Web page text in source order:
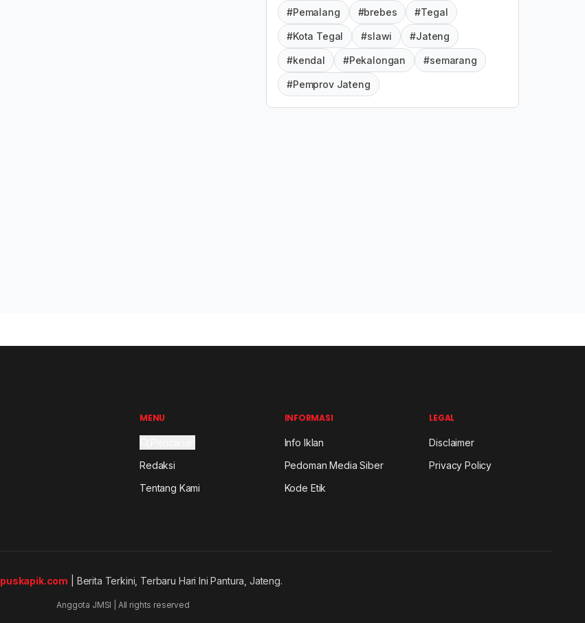
#Pemalang #brebes #Tegal
#Kota Tegal #slawi #Jateng
#kendal #Pekalongan #semarang
#Pemprov Jateng
MENU
Redaksi
Tentang Kami
INFORMASI
Info Iklan
Pedoman Media Siber
Kode Etik
LEGAL
Disclaimer
Privacy Policy
puskapik.com | Berita Terkini, Terbaru Hari Ini Pantura, Jateng.
Anggota JMSI | All rights reserved